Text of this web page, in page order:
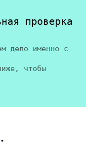
проверка
дело именно с
чтобы